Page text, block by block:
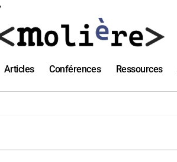
Articles Conférences Ressources